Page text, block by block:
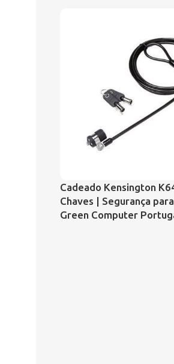
Cadeado Kensington
Chaves | Segurança
Green Computer